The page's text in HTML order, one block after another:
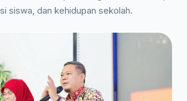
siswa, dan kehidupan sekolah.